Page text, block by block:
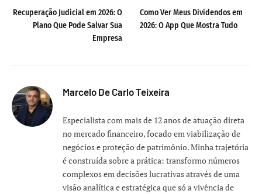
Recuperação Judicial em 2026: O
Plano Que Pode Salvar Sua
Empresa
Como Ver Meus Dividendos em
2026: O App Que Mostra Tudo
Marcelo De Carlo Teixeira
Especialista com mais de 12 anos de atuação direta
no mercado financeiro, focado em viabilização de
negócios e proteção de patrimônio. Minha trajetória
é construída sobre a prática: transformo números
complexos em decisões lucrativas através de uma
visão analítica e estratégica que só a vivência de